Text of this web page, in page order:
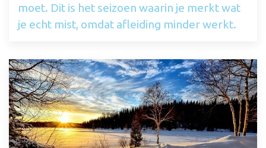
moet. Dit is het seizoen waarin je merkt wat
je echt mist, omdat afleiding minder werkt.